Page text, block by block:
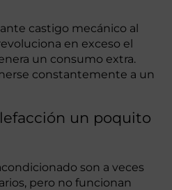
castigo mecánico al
en exceso el
un consumo extra.
constantemente a un
un poquito
son a veces
pero no funcionan